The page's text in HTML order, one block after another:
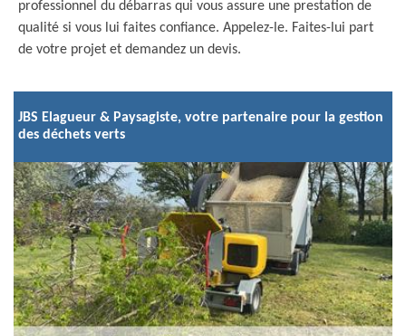
professionnel du débarras qui vous assure une prestation de
qualité si vous lui faites confiance. Appelez-le. Faites-lui part
de votre projet et demandez un devis.
JBS Elagueur & Paysagiste, votre partenaire pour la gestion
des déchets verts